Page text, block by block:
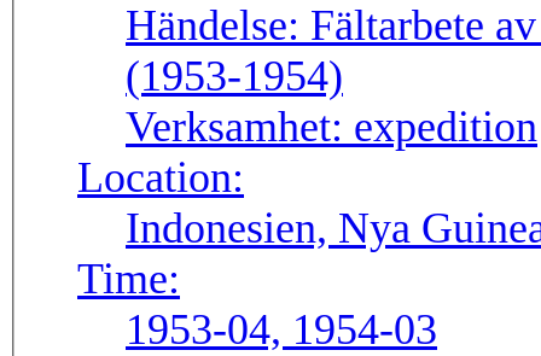
Händelse: Fältarbete
(1953-1954)
Verksamhet: expedition
Location:
Indonesien, Nya
Time:
1953-04, 1954-03